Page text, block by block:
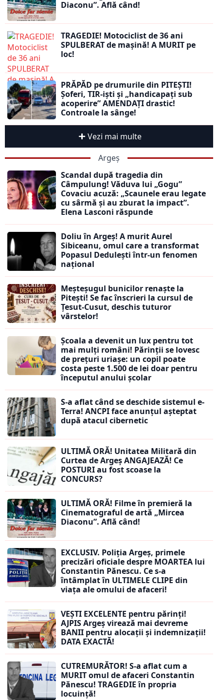
Diaconu”. Află când!
TRAGEDIE! Motociclist de 36 ani
SPULBERAT de mașină! A MURIT pe
loc!
PRĂPĂD pe drumurile din PITEȘTI!
Șoferi, TIR-iști și „handicapați sub
acoperire” AMENDAȚI drastic!
Controale la sânge!
Vezi mai multe
Argeș
Scandal după tragedia din
Câmpulung! Văduva lui „Gogu”
Covaciu acuză: „Scaunele erau legate
cu sârmă și au zburat la impact”.
Elena Lasconi răspunde
Doliu în Argeș! A murit Aurel
Sibiceanu, omul care a transformat
Popasul Dedulești într-un fenomen
național
Meșteșugul bunicilor renaște la
Pitești! Se fac înscrieri la cursul de
Țesut-Cusut, deschis tuturor
vârstelor!
Școala a devenit un lux pentru tot
mai mulți români! Părinții se lovesc
de prețuri uriașe: un copil poate
costa peste 1.500 de lei doar pentru
începutul anului școlar
S-a aflat când se deschide sistemul e-
Terra! ANCPI face anunțul așteptat
după atacul cibernetic
ULTIMĂ ORĂ! Unitatea Militară din
Curtea de Argeș ANGAJEAZĂ! Ce
POSTURI au fost scoase la
CONCURS?
ULTIMĂ ORĂ! Filme în premieră la
Cinematograful de artă „Mircea
Diaconu”. Află când!
EXCLUSIV. Poliția Argeș, primele
precizări oficiale despre MOARTEA lui
Constantin Pănescu. Ce s-a
întâmplat în ULTIMELE CLIPE din
viața ale omului de afaceri!
VEȘTI EXCELENTE pentru părinți!
AJPIS Argeș virează mai devreme
BANII pentru alocații și indemnizații!
DATA EXACTĂ!
CUTREMURĂTOR! S-a aflat cum a
MURIT omul de afaceri Constantin
Pănescu! TRAGEDIE în propria
locuință!